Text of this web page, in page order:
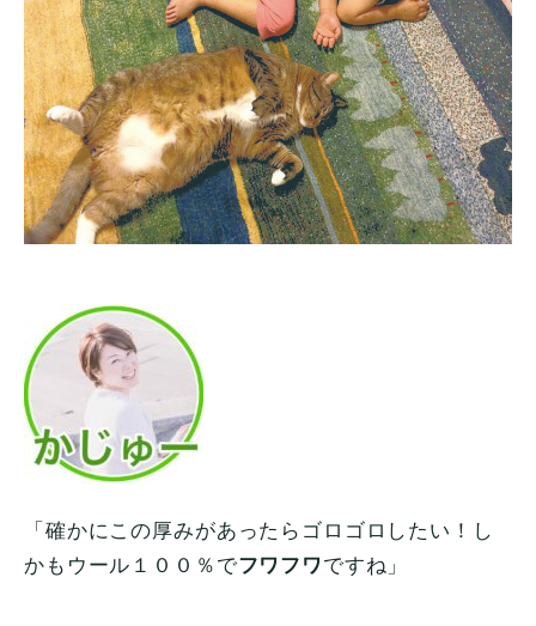
「確かにこの厚みがあったらゴロゴロしたい！し
かもウール１００％でフワフワ ですね」